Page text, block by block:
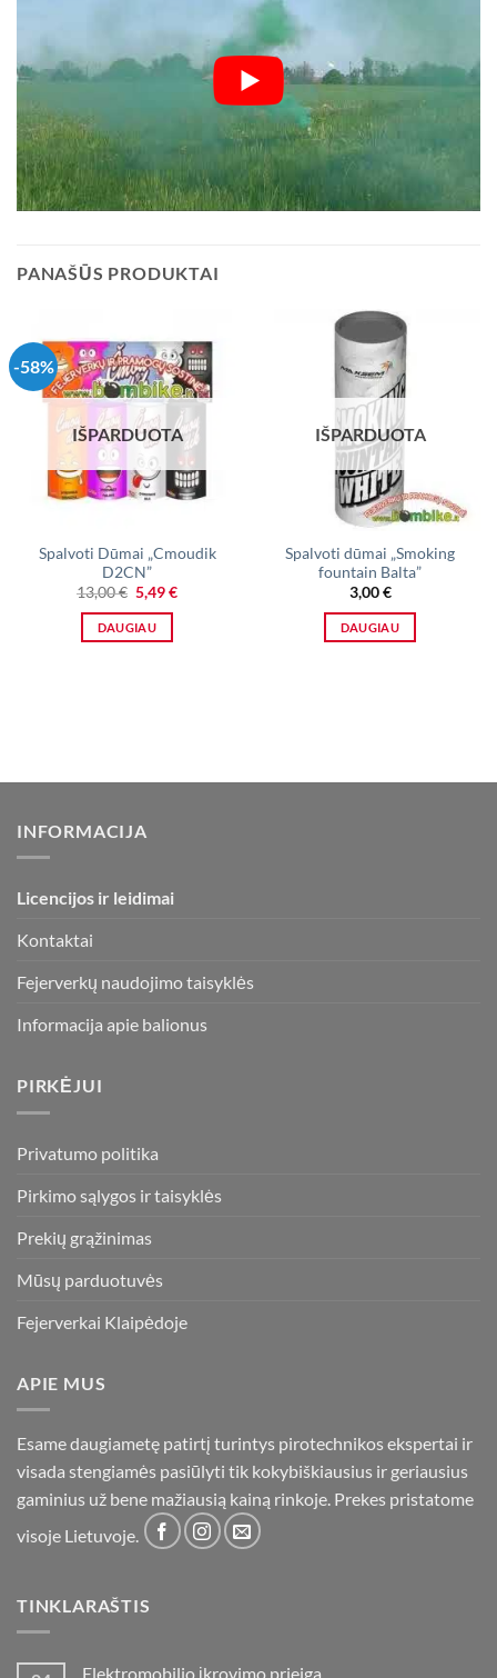
PANAŠŪS PRODUKTAI
-58%
IŠPARDUOTA
Spalvoti Dūmai „Cmoudik
D2CN”
13,00€ Original
price
was:
13,00 €.
5,49€Current
DAUGIAU
IŠPARDUOTA
Spalvoti dūmai „Smoking
fountain Balta”
3,00€
DAUGIAU
INFORMACIJA
Licencijos ir leidimai
Kontaktai
Fejerverkų naudojimo taisyklės
Informacija apie balionus
PIRKĖJUI
Privatumo politika
Pirkimo sąlygos ir taisyklės
Prekių grąžinimas
Mūsų parduotuvės
Fejerverkai Klaipėdoje
APIE MUS
Esame daugiametę patirtį turintys pirotechnikos ekspertai ir
visada stengiamės pasiūlyti tik kokybiškiausius ir geriausius
gaminius už bene mažiausią kainą rinkoje. Prekes pristatome
visoje Lietuvoje.
TINKLARAŠTIS
Elektromobilio įkrovimo prieiga